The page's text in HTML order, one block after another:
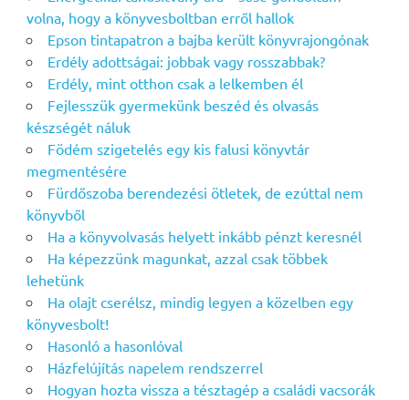
volna, hogy a könyvesboltban erről hallok
Epson tintapatron a bajba került könyvrajongónak
Erdély adottságai: jobbak vagy rosszabbak?
Erdély, mint otthon csak a lelkemben él
Fejlesszük gyermekünk beszéd és olvasás
készségét náluk
Födém szigetelés egy kis falusi könyvtár
megmentésére
Fürdőszoba berendezési ötletek, de ezúttal nem
könyvből
Ha a könyvolvasás helyett inkább pénzt keresnél
Ha képezzünk magunkat, azzal csak többek
lehetünk
Ha olajt cserélsz, mindig legyen a közelben egy
könyvesbolt!
Hasonló a hasonlóval
Házfelújítás napelem rendszerrel
Hogyan hozta vissza a tésztagép a családi vacsorák